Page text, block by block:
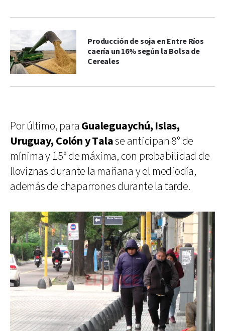
Producción de soja en Entre Ríos
caería un 16% según la Bolsa de
Cereales
Por último, para Gualeguaychú, Islas,
Uruguay, Colón y Talase anticipan 8° de
mínima y 15° de máxima, con probabilidad de
lloviznas durante la mañana y el mediodía,
además de chaparrones durante la tarde.